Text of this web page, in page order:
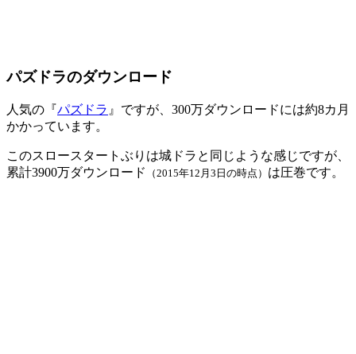
パズドラのダウンロード
人気の『パズドラ 』ですが、300万ダウンロードには約8カ月
かかっています。
このスロースタートぶりは城ドラと同じような感じですが、
累計3900万ダウンロード
（2015年12月3日の時点） は圧巻です。